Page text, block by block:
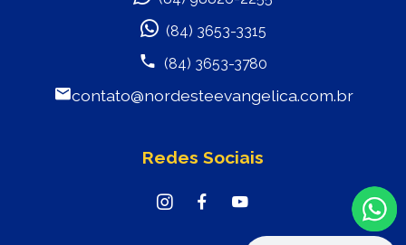
(84) 3653-3315
(84) 3653-3780
contato@nordesteevangelica.com.br
Redes Sociais